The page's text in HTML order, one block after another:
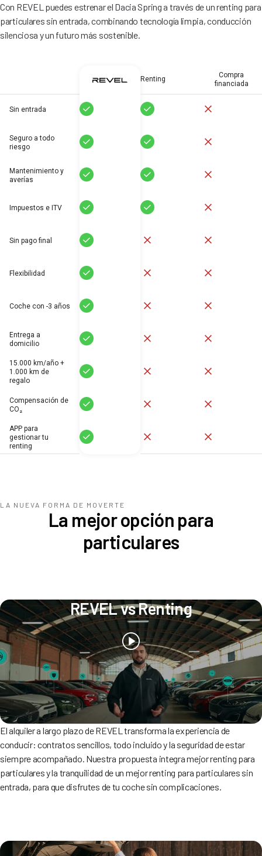
Con REVEL puedes estrenar el Dacia Spring a través de un renting para
particulares sin entrada, combinando tecnología limpia, conducción
silenciosa y un futuro más sostenible.
Renting
Compra
financiada
Sin entrada Sí Sí
Seguro a todo
riesgo
Sí Sí
Mantenimiento y
averías
Sí Sí
Impuestos e ITV Sí Sí
Sin pago final Sí
Flexibilidad Sí
Coche con -3 años Sí
Entrega a
domicilio
Sí
15.000 km/año +
1.000 km de
regalo
Sí
Compensación de
CO₂
Sí
APP para
gestionar tu
renting
Sí
LA NUEVA FORMA DE MOVERTE
La mejor opción para
particulares
REVEL vs Renting
El alquiler a largo plazo de REVEL transforma la experiencia de
conducir: contratos sencillos, todo incluido y la seguridad de estar
siempre acompañado. Nuestra propuesta integra mejor renting para
particulares y la tranquilidad de un mejor renting para particulares sin
entrada, para que disfrutes de tu coche sin complicaciones.